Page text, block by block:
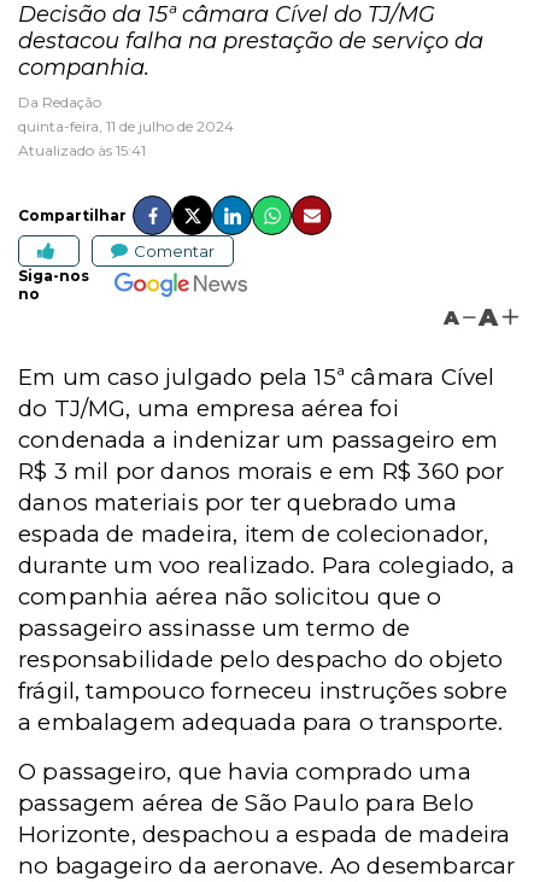
Decisão da 15ª câmara Cível do TJ/MG
destacou falha na prestação de serviço da
companhia.
Da Redação
quinta-feira, 11 de julho de 2024
Atualizado às 15:41
Compartilhar
Comentar
Siga-nos
no
A A
Em um caso julgado pela 15ª câmara Cível
do TJ/MG, uma empresa aérea foi
condenada a indenizar um passageiro em
R$ 3 mil por danos morais e em R$ 360 por
danos materiais por ter quebrado uma
espada de madeira, item de colecionador,
durante um voo realizado. Para colegiado, a
companhia aérea não solicitou que o
passageiro assinasse um termo de
responsabilidade pelo despacho do objeto
frágil, tampouco forneceu instruções sobre
a embalagem adequada para o transporte.
O passageiro, que havia comprado uma
passagem aérea de São Paulo para Belo
Horizonte, despachou a espada de madeira
no bagageiro da aeronave. Ao desembarcar